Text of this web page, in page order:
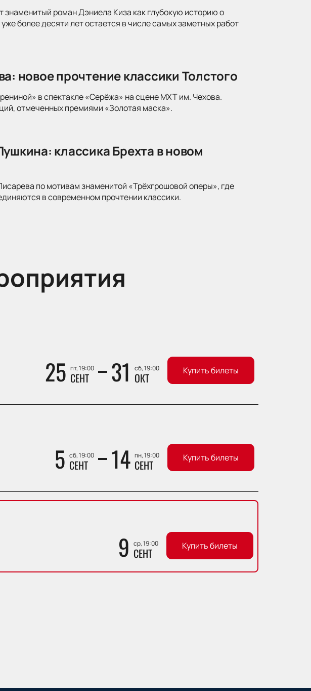
роман Дэниела Киза как глубокую историю о
более десяти лет остается в числе самых заметных работ
новое прочтение классики Толстого
в спектакле «Серёжа» на сцене МХТ им. Чехова.
отмеченных премиями «Золотая маска».
классика Брехта в новом
по мотивам знаменитой «Трёхгрошовой оперы», где
в современном прочтении классики.
25 пт, 19:00
СЕНТ 31 сб, 19:00
ОКТ Купить билеты
5 сб, 19:00
СЕНТ 14 пн, 19:00
СЕНТ Купить билеты
9 ср, 19:00
СЕНТ Купить билеты